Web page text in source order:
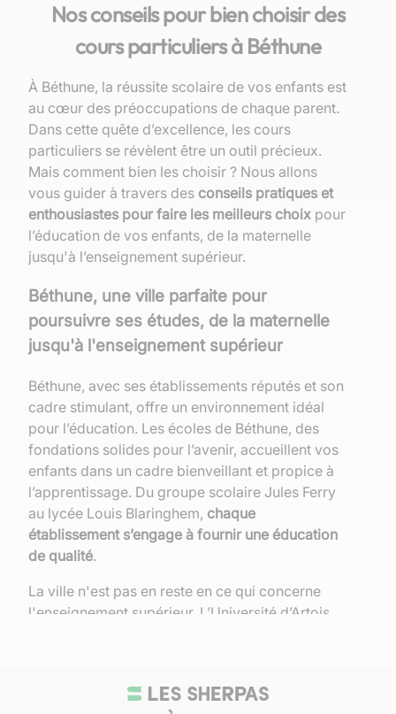
Nos conseils pour bien choisir des
cours particuliers à Béthune
À Béthune, la réussite scolaire de vos enfants est
au cœur des préoccupations de chaque parent.
Dans cette quête d’excellence, les cours
particuliers se révèlent être un outil précieux.
Mais comment bien les choisir ? Nous allons
vous guider à travers des conseils pratiques et
enthousiastes pour faire les meilleurs choix pour
l’éducation de vos enfants, de la maternelle
jusqu'à l’enseignement supérieur.
Béthune, une ville parfaite pour
poursuivre ses études, de la maternelle
jusqu'à l'enseignement supérieur
Béthune, avec ses établissements réputés et son
cadre stimulant, offre un environnement idéal
pour l’éducation. Les écoles de Béthune, des
fondations solides pour l’avenir, accueillent vos
enfants dans un cadre bienveillant et propice à
l’apprentissage. Du groupe scolaire Jules Ferry
au lycée Louis Blaringhem, chaque
établissement s’engage à fournir une éducation
de qualité.
La ville n'est pas en reste en ce qui concerne
l'enseignement supérieur. L’Université d’Artois,
harmonieuse de l’école au monde professionnel.